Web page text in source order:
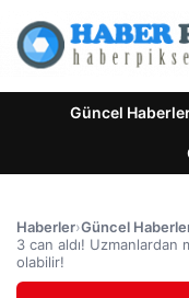
Güncel
Haberler›Güncel
3 can aldı! Uzmanlardan
olabilir!